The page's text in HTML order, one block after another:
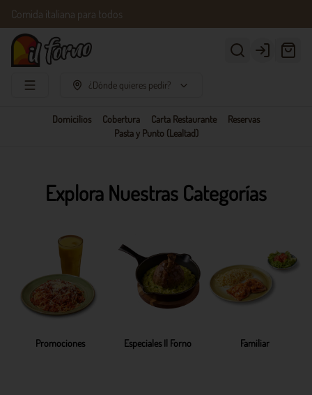
Comida italiana para todos
Login
¿Dónde quieres pedir?
Domicilios Cobertura Carta Restaurante
Reservas
Pasta y Punto (Lealtad)
Explora Nuestras Categorías
Promociones Especiales Il Forno Familiar